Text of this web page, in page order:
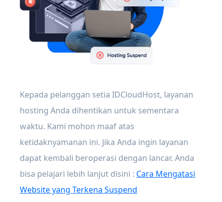
Kepada pelanggan setia IDCloudHost, layanan
hosting Anda dihentikan untuk sementara
waktu. Kami mohon maaf atas
ketidaknyamanan ini. Jika Anda ingin layanan
dapat kembali beroperasi dengan lancar. Anda
bisa pelajari lebih lanjut disini : Cara Mengatasi
Website yang Terkena Suspend